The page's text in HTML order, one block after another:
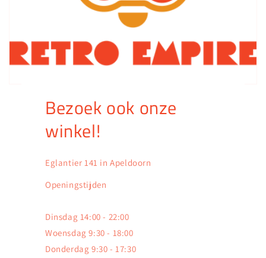
Bezoek ook onze
winkel!
Eglantier 141 in Apeldoorn
Openingstijden
Dinsdag 14:00 - 22:00
Woensdag 9:30 - 18:00
Donderdag 9:30 - 17:30